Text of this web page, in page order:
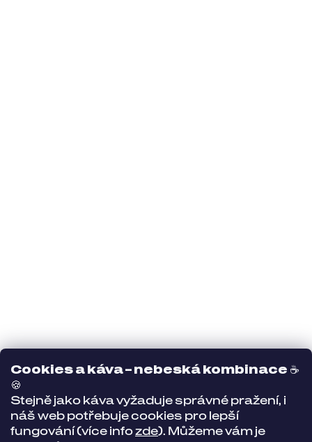
Cookies a káva – nebeská kombinace ☕
🍪
Stejně jako káva vyžaduje správné pražení, i
náš web potřebuje cookies pro lepší
fungování (více infozde). Můžeme vám je